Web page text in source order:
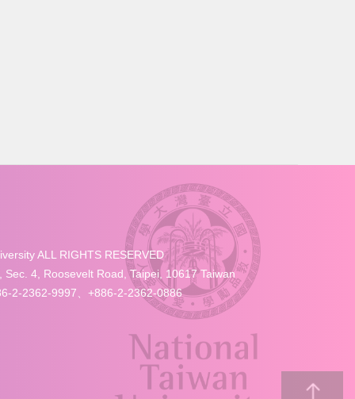
ALL RIGHTS RESERVED
4, Roosevelt Road, Taipei, 10617 Taiwan
2-2362-9997、+886-2-2362-0886